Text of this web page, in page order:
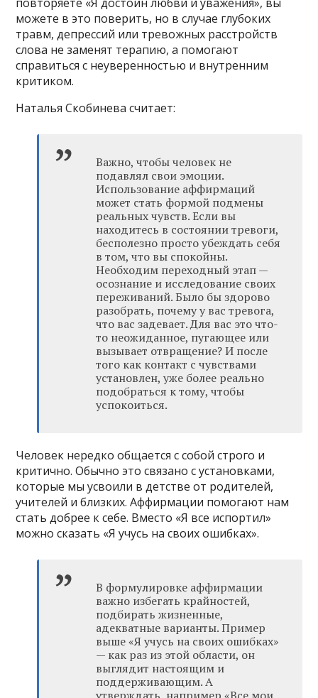
можете в это поверить, но в случае глубоких
травм, депрессий или тревожных расстройств
слова не заменят терапию, а помогают
справиться с неуверенностью и внутренним
критиком.
Наталья Скобинева считает:
Важно, чтобы человек не
подавлял свои эмоции.
Использование аффирмаций
может стать формой подмены
реальных чувств. Если вы
находитесь в состоянии тревоги,
бесполезно просто убеждать себя
в том, что вы спокойны.
Необходим переходный этап —
осознание и исследование своих
переживаний. Было бы здорово
разобрать, почему у вас тревога,
что вас задевает. Для вас это что-
то неожиданное, пугающее или
вызывает отвращение? И после
того как контакт с чувствами
установлен, уже более реально
подобраться к тому, чтобы
успокоиться.
Человек нередко общается с собой строго и
критично. Обычно это связано с установками,
которые мы усвоили в детстве от родителей,
учителей и близких. Аффирмации помогают нам
стать добрее к себе. Вместо «Я все испортил»
можно сказать «Я учусь на своих ошибках».
В формулировке аффирмации
важно избегать крайностей,
подбирать жизненные,
адекватные варианты. Пример
выше «Я учусь на своих ошибках»
— как раз из этой области, он
выглядит настоящим и
поддерживающим. А